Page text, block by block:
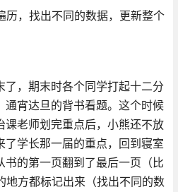
历，找出不同的数据，更新整个
了，期末时各个同学打起十二分
通宵达旦的背书看题。这个时候
课老师划完重点后，小熊还不放
学长那一届的重点，回到寝室
的第一页翻到了最后一页（比
地方都标记出来（找出不同的数